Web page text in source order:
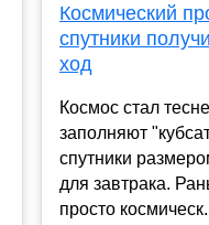
Космический
спутники
ход
Космос стал
заполняют
спутники
для завтрака.
просто